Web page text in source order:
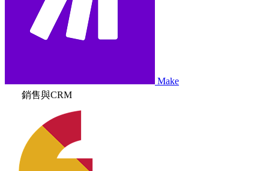
Make
銷售與CRM